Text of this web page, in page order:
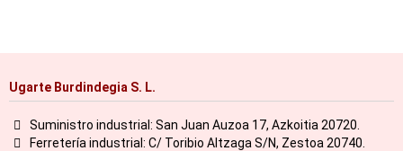
Ugarte Burdindegia S. L.
Suministro industrial: San Juan Auzoa 17, Azkoitia 20720.
Ferretería industrial: C/ Toribio Altzaga S/N, Zestoa 20740.